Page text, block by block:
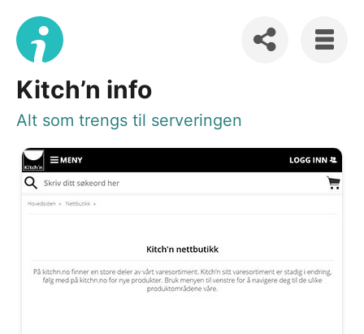
Kitch’n info
Alt som trengs til serveringen